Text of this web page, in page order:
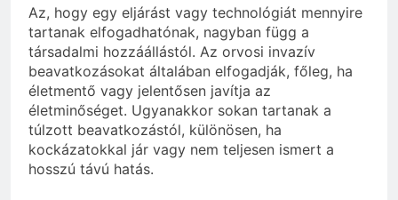
Az, hogy egy eljárást vagy technológiát mennyire
tartanak elfogadhatónak, nagyban függ a
társadalmi hozzáállástól. Az orvosi invazív
beavatkozásokat általában elfogadják, főleg, ha
életmentő vagy jelentősen javítja az
életminőséget. Ugyanakkor sokan tartanak a
túlzott beavatkozástól, különösen, ha
kockázatokkal jár vagy nem teljesen ismert a
hosszú távú hatás.